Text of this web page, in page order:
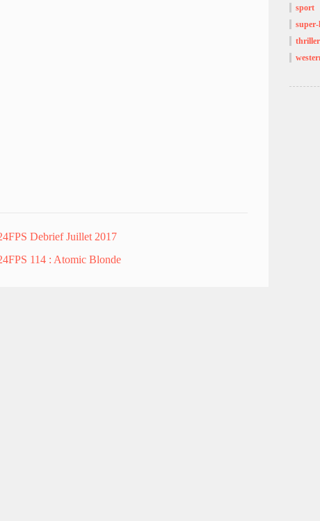
Debrief Juillet 2017
114 : Atomic Blonde
sport
super-
thriller